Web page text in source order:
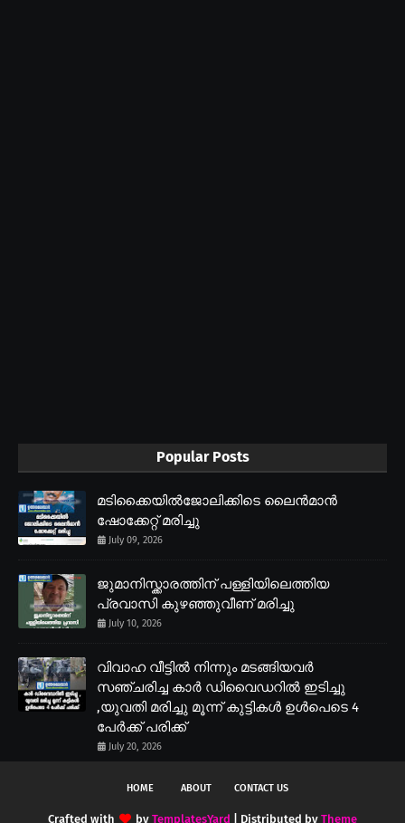
Popular Posts
മടിക്കൈയിൽജോലിക്കിടെ ലൈൻമാൻ
ഷോക്കേറ്റ് മരിച്ചു
July 09, 2026
ജുമാനിസ്ക്കാരത്തിന് പള്ളിയിലെത്തിയ
പ്രവാസി കുഴഞ്ഞുവീണ് മരിച്ചു
July 10, 2026
വിവാഹ വീട്ടിൽ നിന്നും മടങ്ങിയവർ
സഞ്ചരിച്ച കാർ ഡിവൈഡറിൽ ഇടിച്ചു
,യുവതി മരിച്ചു മൂന്ന് കുട്ടികൾ ഉൾപെടെ 4
പേർക്ക് പരിക്ക്
July 20, 2026
HOME ABOUT CONTACT US
Crafted with by TemplatesYard | Distributed by Theme